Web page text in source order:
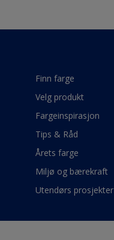
Finn farge
Velg produkt
Fargeinspirasjon
Tips & Råd
Årets farge
Miljø og bærekraft
Utendørs prosjekter